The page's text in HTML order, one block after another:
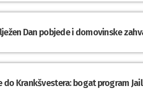
Dan pobjede i domovinske
do Krankšvestera: bogat program